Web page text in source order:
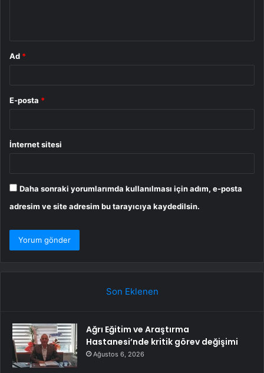
Ad *
E-posta *
İnternet sitesi
Daha sonraki yorumlarımda kullanılması için adım, e-posta
adresim ve site adresim bu tarayıcıya kaydedilsin.
Son Eklenen
Ağrı Eğitim ve Araştırma
Hastanesi’nde kritik görev değişimi
Ağustos 6, 2026